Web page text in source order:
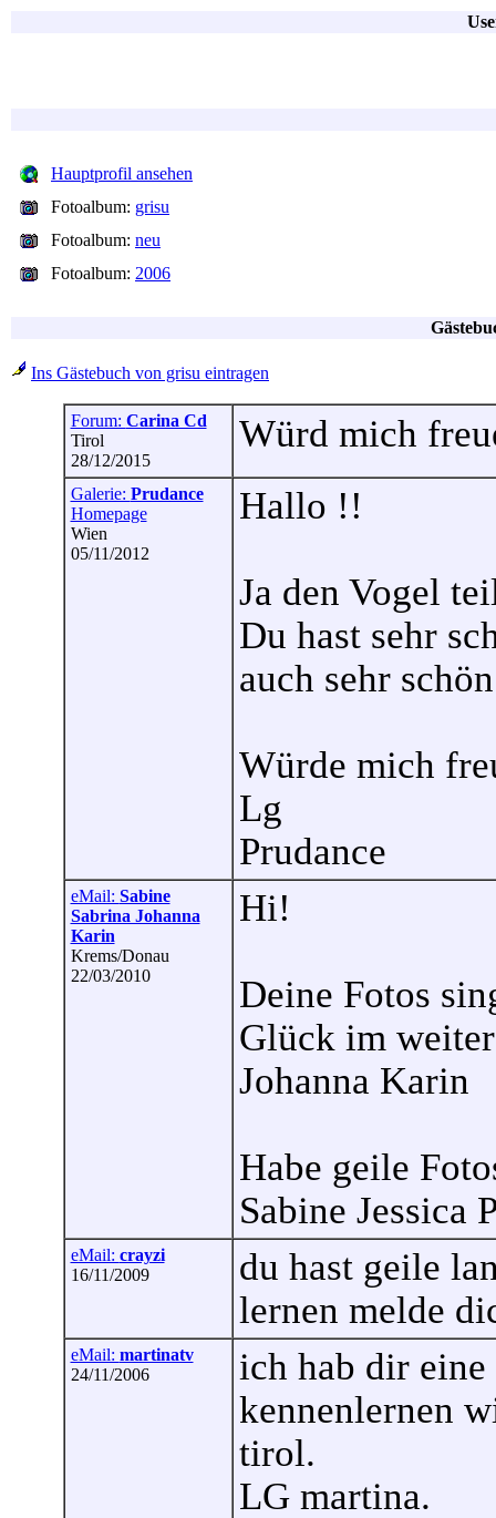
Hauptprofil ansehen
Fotoalbum: grisu
Fotoalbum: neu
Fotoalbum: 2006
Ins Gästebuch von grisu eintragen
Forum: Carina Cd
Tirol
28/12/2015
Würd mich
Galerie: Prudance
Homepage
Wien
05/11/2012
Hallo !!
Ja den Vogel
Du hast sehr
auch sehr
Würde mich
Lg
Prudance
eMail: Sabine
Sabrina Johanna
Karin
Krems/Donau
22/03/2010
Hi!
Deine Fotos
Glück im
Johanna Karin
Habe geile
Sabine Jessica
eMail: crayzi
16/11/2009
du hast geile
lernen melde
eMail: martinatv
24/11/2006
ich hab dir
kennenlernen
tirol.
LG martina.